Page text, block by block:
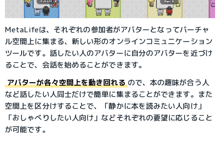
MetaLifeは、それぞれの参加者がアバターとなってバーチャ
ル空間上に集まる、新しい形のオンラインコミュニケーション
ツールです。話したい人のアバターに自分のアバターを近づけ
ることで、会話を始めることができます。
アバターが各々空間上を動き回れるので、本の趣味が合う人
など話したい人同士だけで簡単に集まることができます。また
空間上を区分けすることで、「静かに本を読みたい人向け」
「おしゃべりしたい人向け」などそれぞれの要望に応じること
が可能です。